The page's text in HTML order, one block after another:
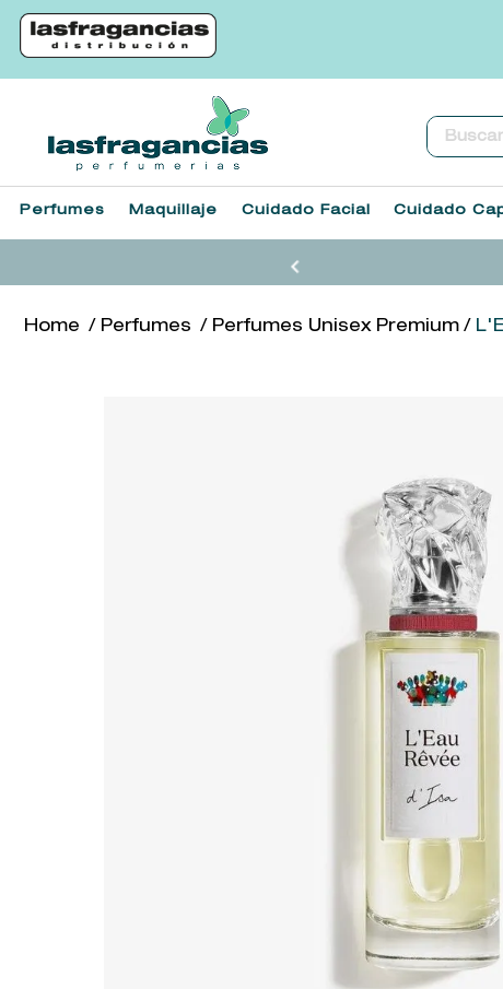
Buscar...
Perfumes Maquillaje Cuidado Facial Cuidado
Perfumes Perfumes Unisex Premium